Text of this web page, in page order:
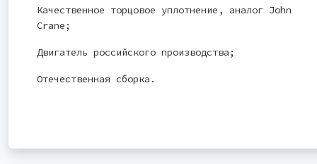
Качественное торцовое уплотнение, аналог John
Crane;
Двигатель российского производства;
Отечественная сборка.